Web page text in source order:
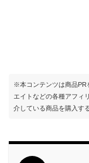
※本コンテンツは商品PR
エイトなどの各種アフィ
介している商品を購入す